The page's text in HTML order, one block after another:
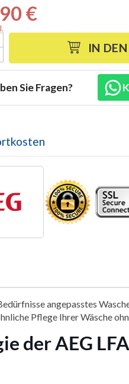
€
IN
Sie Fragen?
angepasstes
Pflege Ihrer Wäsche
der AEG